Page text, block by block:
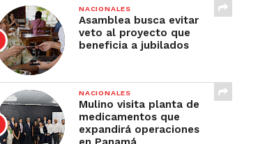
NACIONALES
Asamblea busca evitar
veto al proyecto que
beneficia a jubilados
NACIONALES
Mulino visita planta de
medicamentos que
expandirá operaciones